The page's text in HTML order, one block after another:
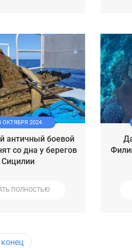
ОКТЯБРЯ 2024
античный боевой
со дна у берегов
Сицилии
ПОЛНОСТЬЮ